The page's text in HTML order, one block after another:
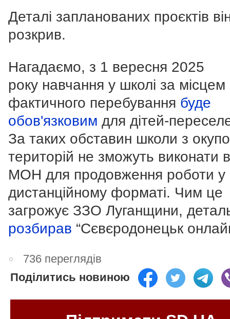
Деталі запланованих проєктів
розкрив.
Нагадаємо, з 1 вересня 2025
року навчання у школі за місцем
фактичного перебування буде
обов'язковим для дітей-
За таких обставин школи з
територій не зможуть виконати
МОН для продовження роботи у
дистанційному форматі. Чим це
загрожує ЗЗО Луганщини,
розбирав “Сєвєродонецьк
736 переглядів
Поділитись новиною